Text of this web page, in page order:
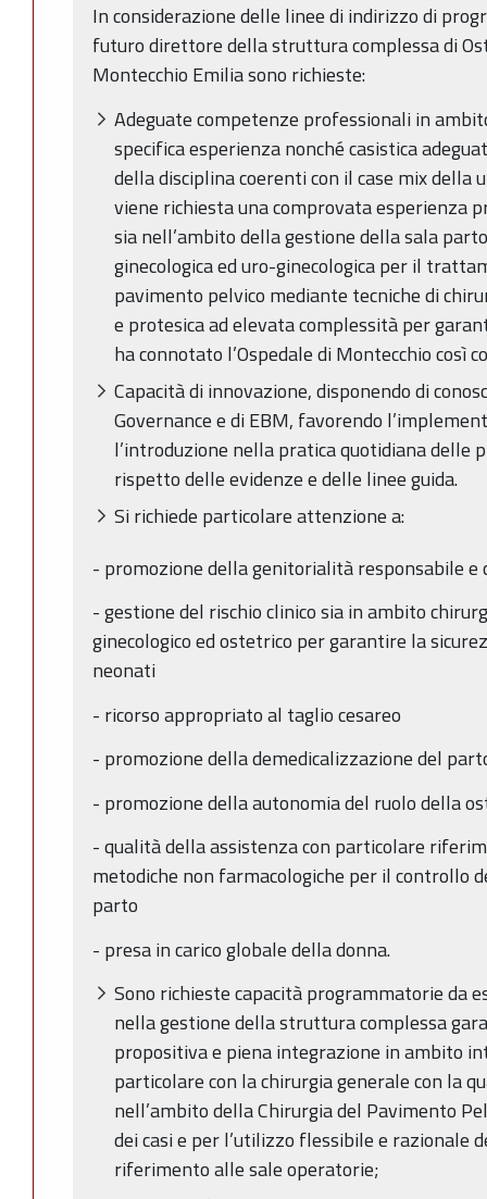
In considerazione delle linee di indirizzo di
futuro direttore della struttura complessa di
Montecchio Emilia sono richieste:
Adeguate competenze professionali in
specifica esperienza nonché casistica
della disciplina coerenti con il case mix
viene richiesta una comprovata esperienza
sia nell’ambito della gestione della sala
ginecologica ed uro-ginecologica per il
pavimento pelvico mediante tecniche di
e protesica ad elevata complessità per
ha connotato l’Ospedale di Montecchio così
Capacità di innovazione, disponendo di
Governance e di EBM, favorendo
l’introduzione nella pratica quotidiana delle
rispetto delle evidenze e delle linee guida.
Si richiede particolare attenzione a:
- promozione della genitorialità responsabile e
- gestione del rischio clinico sia in ambito
ginecologico ed ostetrico per garantire la
neonati
- ricorso appropriato al taglio cesareo
- promozione della demedicalizzazione del
- promozione della autonomia del ruolo della
- qualità della assistenza con particolare
metodiche non farmacologiche per il controllo
parto
- presa in carico globale della donna.
Sono richieste capacità programmatorie da
nella gestione della struttura complessa
propositiva e piena integrazione in ambito
particolare con la chirurgia generale con la
nell’ambito della Chirurgia del Pavimento
dei casi e per l’utilizzo flessibile e razionale
riferimento alle sale operatorie;